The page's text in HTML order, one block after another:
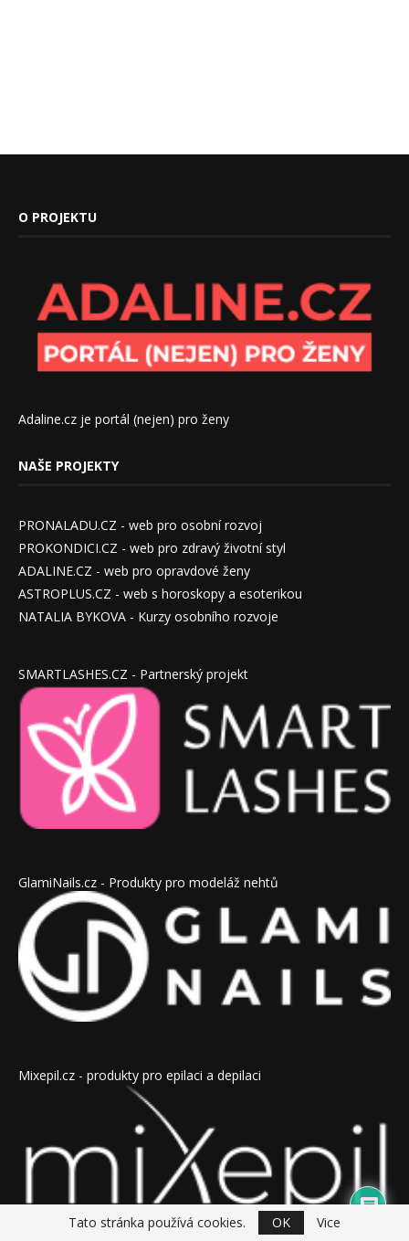
Tato stránka používá cookies. OK Vice
O PROJEKTU
Adaline.cz je portál (nejen) pro ženy
NAŠE PROJEKTY
PRONALADU.CZ - web pro osobní rozvoj
PROKONDICI.CZ - web pro zdravý životní styl
ADALINE.CZ - web pro opravdové ženy
ASTROPLUS.CZ - web s horoskopy a esoterikou
NATALIA BYKOVA - Kurzy osobního rozvoje
SMARTLASHES.CZ - Partnerský projekt
GlamiNails.cz - Produkty pro modeláž nehtů
Mixepil.cz - produkty pro epilaci a depilaci